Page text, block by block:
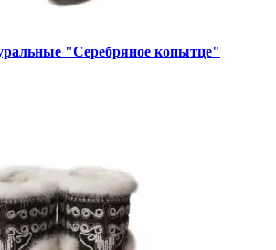
"Серебряное копытце"